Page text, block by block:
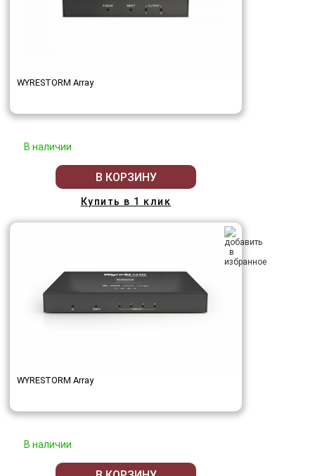
WYRESTORM Array
В наличии
В КОРЗИНУ
Купить в 1 клик
WYRESTORM Array
В наличии